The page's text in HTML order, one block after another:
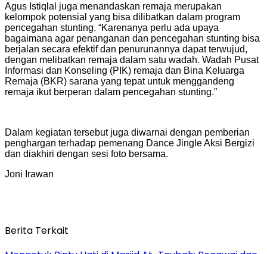
Agus Istiqlal juga menandaskan remaja merupakan
kelompok potensial yang bisa dilibatkan dalam program
pencegahan stunting. “Karenanya perlu ada upaya
bagaimana agar penanganan dan pencegahan stunting bisa
berjalan secara efektif dan penurunannya dapat terwujud,
dengan melibatkan remaja dalam satu wadah. Wadah Pusat
Informasi dan Konseling (PIK) remaja dan Bina Keluarga
Remaja (BKR) sarana yang tepat untuk menggandeng
remaja ikut berperan dalam pencegahan stunting.”
Dalam kegiatan tersebut juga diwarnai dengan pemberian
penghargan terhadap pemenang Dance Jingle Aksi Bergizi
dan diakhiri dengan sesi foto bersama.
Joni Irawan
Berita Terkait